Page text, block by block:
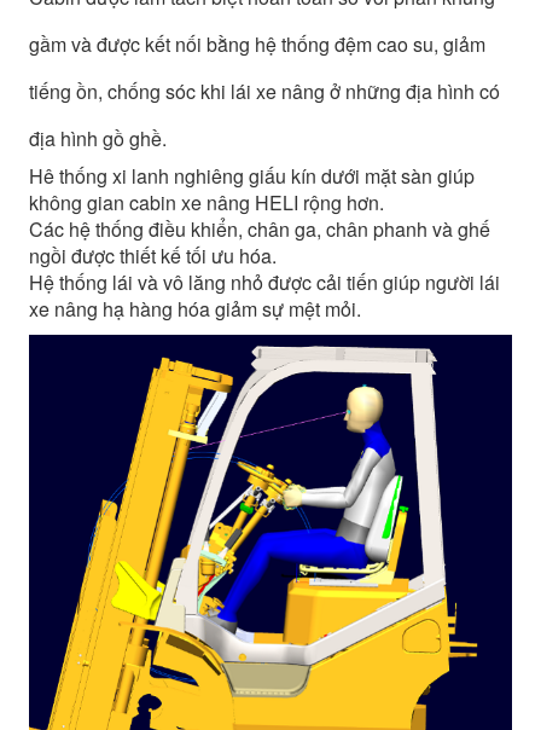
gầm và được kết nối bằng hệ thống đệm cao su, giảm
tiếng ồn, chống sóc khi lái xe nâng ở những địa hình có
địa hình gồ ghề.
Hê thống xi lanh nghiêng giấu kín dưới mặt sàn giúp
không gian cabin xe nâng HELI rộng hơn.
Các hệ thống điều khiển, chân ga, chân phanh và ghế
ngồi được thiết kế tối ưu hóa.
Hệ thống lái và vô lăng nhỏ được cải tiến giúp người lái
xe nâng hạ hàng hóa giảm sự mệt mỏi.